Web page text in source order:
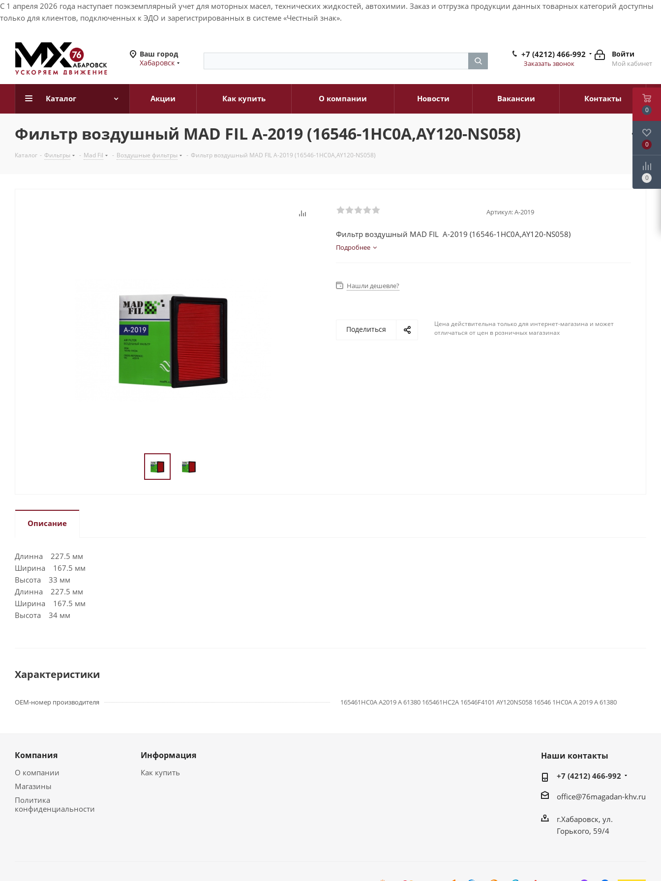
С 1 апреля 2026 года наступает поэкземплярный учет для моторных масел, технических жидкостей, автохимии. Заказ и отгрузка продукции данных товарных категорий доступны
только для клиентов, подключенных к ЭДО и зарегистрированных в системе «Честный знак».
Ваш город
Хабаровск
Войти
Мой кабинет
+7 (4212) 466-992
Заказать звонок
Каталог Акции Как купить О компании Новости Вакансии Контакты
Фильтр воздушный MAD FIL A-2019 (16546-1HC0A,AY120-NS058)
Каталог - Фильтры - Mad Fil - Воздушные фильтры - Фильтр воздушный MAD FIL A-2019 (16546-1HC0A,AY120-NS058)
Артикул:A-2019
Фильтр воздушный MAD FIL A-2019 (16546-1HC0A,AY120-NS058)
Подробнее
Нашли дешевле?
Поделиться
Цена действительна только для интернет-магазина и может
отличаться от цен в розничных магазинах
Описание
Длинна 227.5 мм
Ширина 167.5 мм
Высота 33 мм
Длинна 227.5 мм
Ширина 167.5 мм
Высота 34 мм
Характеристики
OEM-номер производителя 165461HC0A A2019 A 61380 165461HC2A 16546F4101 AY120NS058 16546 1HC0A A 2019 A 61380
Компания
О компании
Магазины
Политика
конфиденциальности
Информация
Как купить
Наши контакты
+7 (4212) 466-992
office@76magadan-khv.ru
г.Хабаровск, ул.
Горького, 59/4
0
0
0